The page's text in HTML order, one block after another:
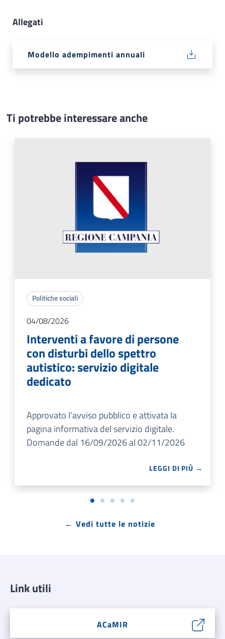
Allegati
Modello adempimenti annuali
Ti potrebbe interessare anche
Politiche sociali
04/08/2026
Interventi a favore di persone
con disturbi dello spettro
autistico: servizio digitale
dedicato
Approvato l’avviso pubblico e attivata la
pagina informativa del servizio digitale.
Domande dal 16/09/2026 al 02/11/2026
LEGGI DI PIÙ →
← Vedi tutte le notizie
Link utili
ACaMIR